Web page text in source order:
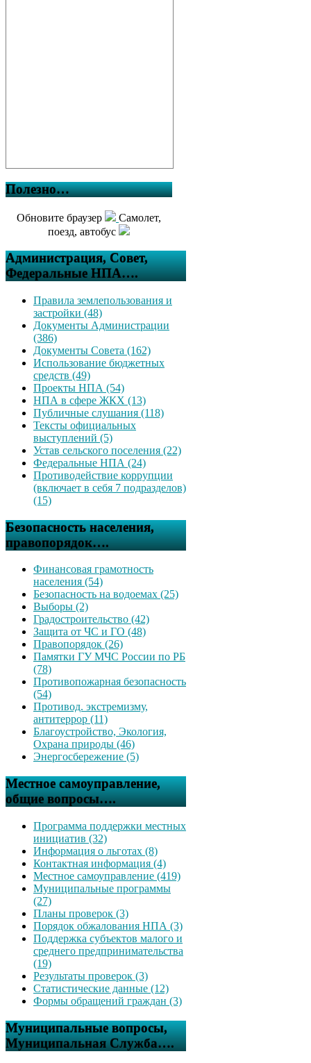
Полезно…
Обновите браузер
Самолет,
поезд, автобус
Администрация, Совет,
Федеральные НПА….
Правила землепользования и
застройки (48)
Документы Администрации
(386)
Документы Совета (162)
Использование бюджетных
средств (49)
Проекты НПА (54)
НПА в сфере ЖКХ (13)
Публичные слушания (118)
Тексты официальных
выступлений (5)
Устав сельского поселения (22)
Федеральные НПА (24)
Противодействие коррупции
(включает в себя 7 подразделов)
(15)
Безопасность населения,
правопорядок….
Финансовая грамотность
населения (54)
Безопасность на водоемах (25)
Выборы (2)
Градостроительство (42)
Защита от ЧС и ГО (48)
Правопорядок (26)
Памятки ГУ МЧС России по РБ
(78)
Противопожарная безопасность
(54)
Противод. экстремизму,
антитеррор (11)
Благоустройство, Экология,
Охрана природы (46)
Энергосбережение (5)
Местное самоуправление,
общие вопросы….
Программа поддержки местных
инициатив (32)
Информация о льготах (8)
Контактная информация (4)
Местное самоуправление (419)
Муниципальные программы
(27)
Планы проверок (3)
Порядок обжалования НПА (3)
Поддержка субъектов малого и
среднего предпринимательства
(19)
Результаты проверок (3)
Статистические данные (12)
Формы обращений граждан (3)
Муниципальные вопросы,
Муниципальная Служба….